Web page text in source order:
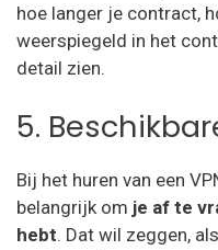
hoe langer je contract,
weerspiegeld in het
detail zien.
5.
Bij het huren van een
belangrijk om je af te
hebt. Dat wil zeggen,